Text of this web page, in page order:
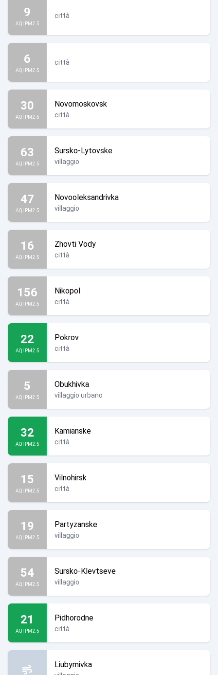
9
AQI PM2.5
città
6
AQI PM2.5
città
30
AQI PM2.5
Novomoskovsk
città
63
AQI PM2.5
Sursko-Lytovske
villaggio
47
AQI PM2.5
Novooleksandrivka
villaggio
16
AQI PM2.5
Zhovti Vody
città
156
AQI PM2.5
Nikopol
città
22
AQI PM2.5
Pokrov
città
5
AQI PM2.5
Obukhivka
villaggio urbano
32
AQI PM2.5
Kamianske
città
15
AQI PM2.5
Vilnohirsk
città
19
AQI PM2.5
Partyzanske
villaggio
54
AQI PM2.5
Sursko-Klevtseve
villaggio
21
AQI PM2.5
Pidhorodne
città
Liubymivka